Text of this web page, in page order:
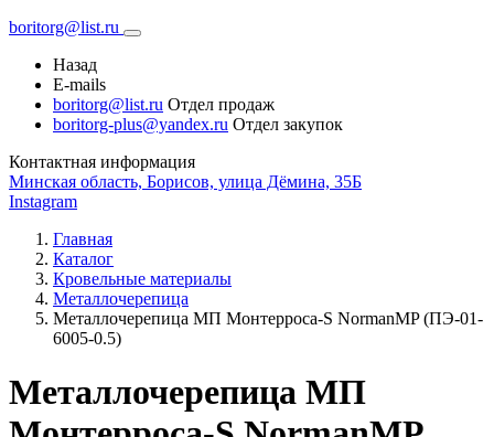
boritorg@list.ru
Назад
E-mails
boritorg@list.ru Отдел продаж
boritorg-plus@yandex.ru Отдел закупок
Контактная информация
Минская область, Борисов, улица Дёмина, 35Б
Instagram
Главная
Каталог
Кровельные материалы
Металлочерепица
Металлочерепица МП Монтерроса-S NormanMP (ПЭ-01-
6005-0.5)
Металлочерепица МП